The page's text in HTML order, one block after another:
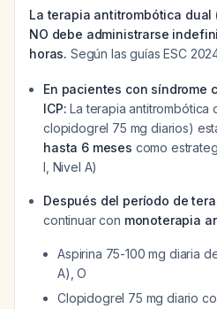
La terapia antitrombótica
NO debe administrarse
horas. Según las guías ESC
En pacientes con síndrome
ICP: La terapia antitrombótica
clopidogrel 75 mg diarios)
hasta 6 meses como
I, Nivel A)
Después del período de
continuar con monoterapia
Aspirina 75-100 mg diaria
A), O
Clopidogrel 75 mg diario